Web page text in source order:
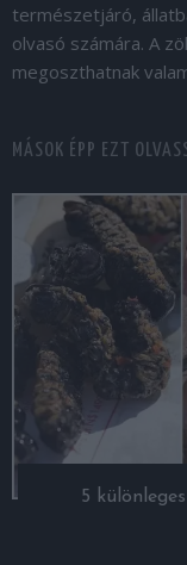
természetjáró,
olvasó számára. A
megoszthatnak
MÁSOK ÉPP EZT
5